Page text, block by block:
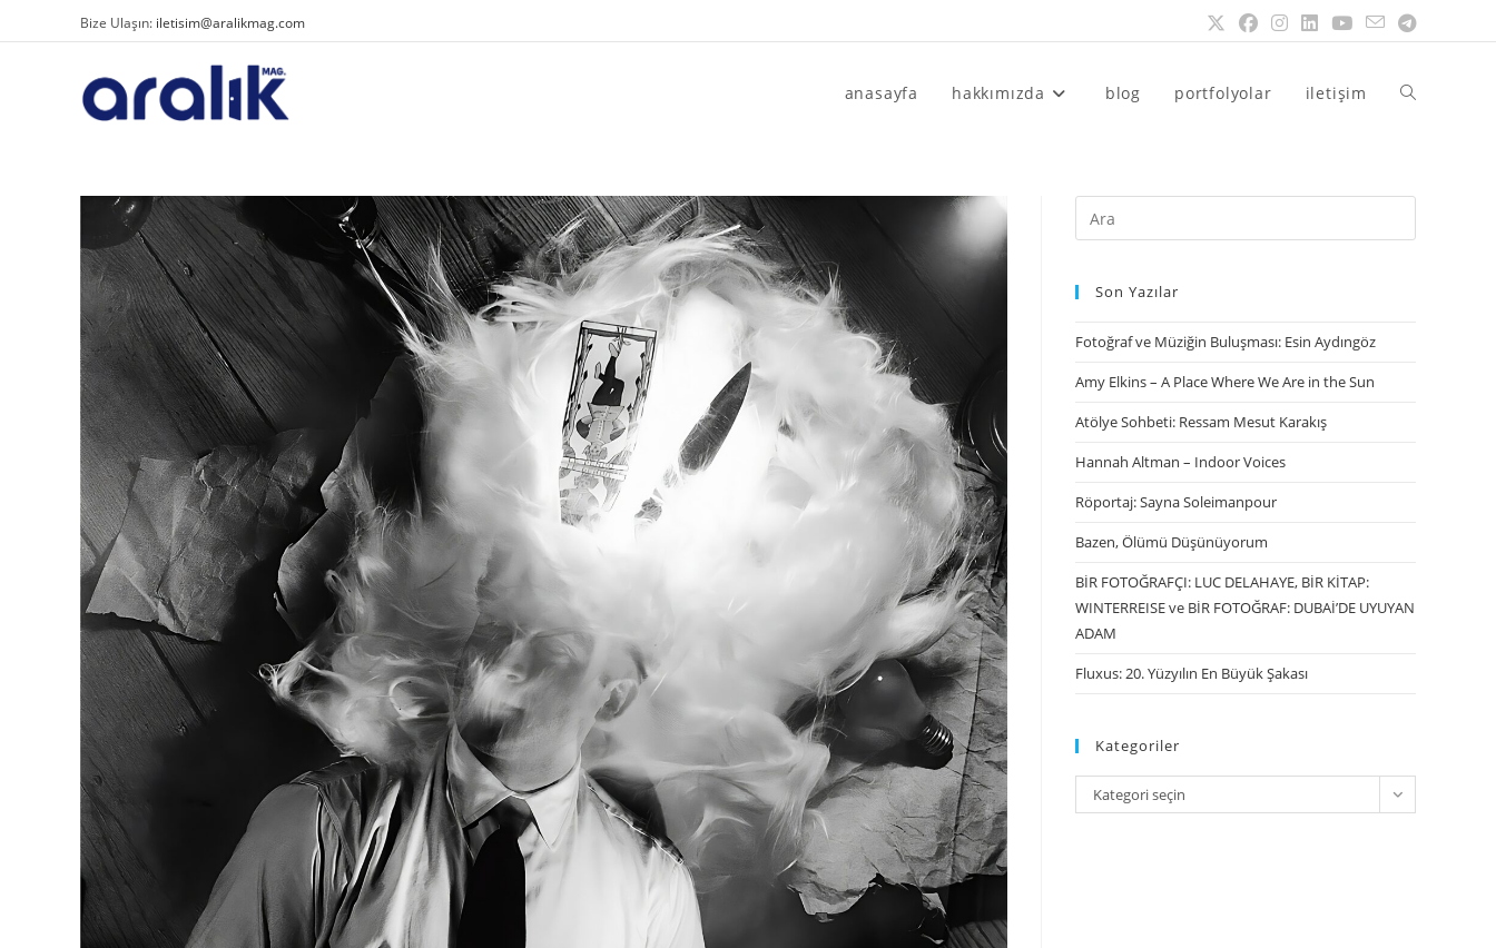
Bize Ulaşın: iletisim@aralikmag.com
anasayfa hakkımızda blog portfolyolar iletişim
Son Yazılar
Fotoğraf ve Müziğin Buluşması: Esin Aydıngöz
Amy Elkins – A Place Where We Are in the Sun
Atölye Sohbeti: Ressam Mesut Karakış
Hannah Altman – Indoor Voices
Röportaj: Sayna Soleimanpour
Bazen, Ölümü Düşünüyorum
BİR FOTOĞRAFÇI: LUC DELAHAYE, BİR KİTAP:
WINTERREISE ve BİR FOTOĞRAF: DUBAİ’DE UYUYAN
ADAM
Fluxus: 20. Yüzyılın En Büyük Şakası
Kategoriler
Kategori seçin